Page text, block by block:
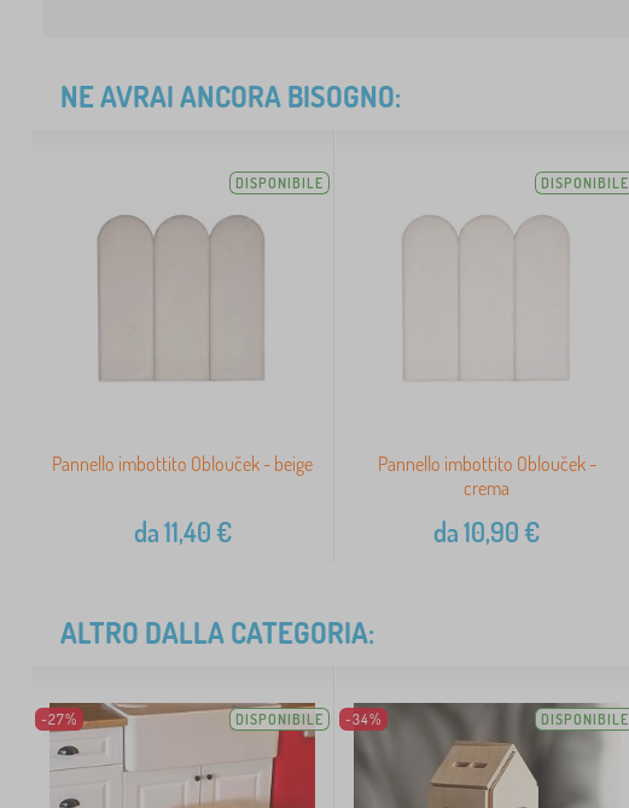
NE AVRAI ANCORA BISOGNO:
DISPONIBILE
Pannello imbottito Oblouček - beige
da11,40€
DISPONIBILE
Pannello imbottito Oblouček -
crema
da10,90€
ALTRO DALLA CATEGORIA:
-27% DISPONIBILE -34% DISPONIBILE